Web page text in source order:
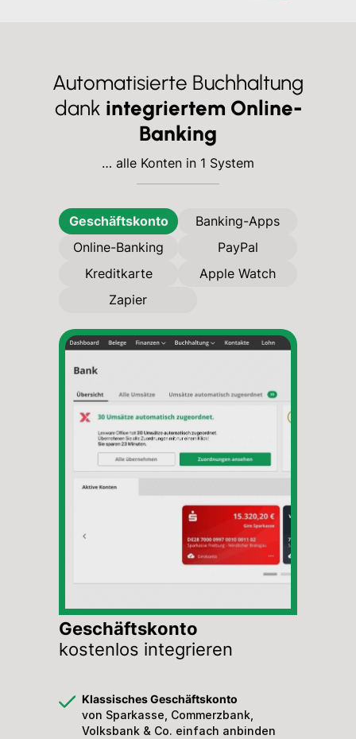
Automatisierte Buchhaltung
dank integriertem Online-
Banking
… alle Konten in 1 System
Geschäftskonto
Banking-Apps
Online-Banking
PayPal
Kreditkarte
Apple Watch
Zapier
Geschäftskonto
kostenlos integrieren
Klassisches Geschäftskonto
von Sparkasse, Commerzbank,
Volksbank & Co. einfach anbinden